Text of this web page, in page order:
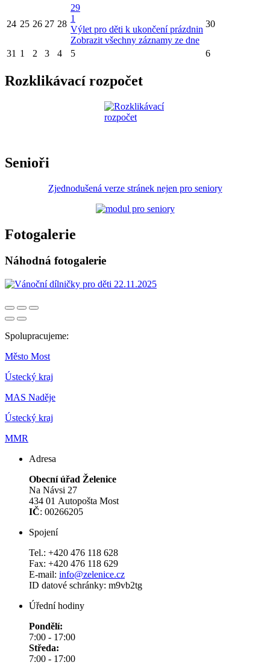
24 25 26 27 28
29
1
Výlet pro děti k ukončení prázdnin
Zobrazit všechny záznamy ze dne
30
31 1 2 3 4 5 6
Rozklikávací rozpočet
Senioři
Zjednodušená verze stránek nejen pro seniory
Fotogalerie
Náhodná fotogalerie
Spolupracujeme:
Město Most
Ústecký kraj
MAS Naděje
Ústecký kraj
MMR
Adresa
Obecní úřad Želenice
Na Návsi 27
434 01 Autopošta Most
IČ: 00266205
Spojení
Tel.: +420 476 118 628
Fax: +420 476 118 629
E-mail: info@zelenice.cz
ID datové schránky: m9vb2tg
Úřední hodiny
Pondělí:
7:00 - 17:00
Středa:
7:00 - 17:00